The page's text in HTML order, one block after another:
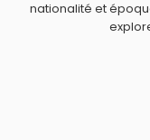
nationalité et